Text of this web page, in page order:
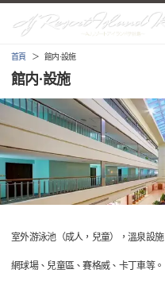
首頁 館内·設施
館内·設施
室外游泳池（成人，兒童），溫泉設施
網球場、兒童區、賽格威、卡丁車等。